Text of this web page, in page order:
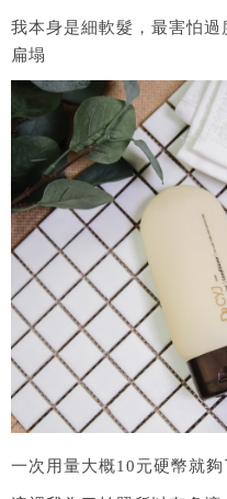
我本身是細軟髮，最害怕
扁塌
一次用量大概10元硬幣就夠